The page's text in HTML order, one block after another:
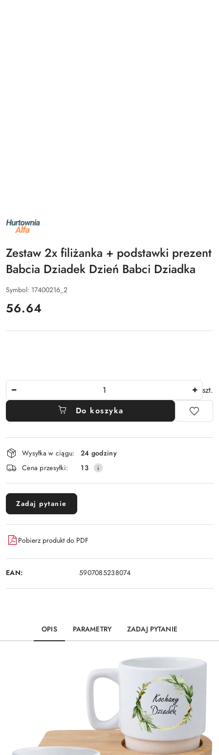
NAZWA
PRODUCENTA:
ALFA
Zestaw 2x filiżanka + podstawki prezent
Babcia Dziadek Dzień Babci Dziadka
Symbol: 17400216_2
cena:
56.64
szt.
Do koszyka
Dostępność
i
dostawa
Wysyłka w ciągu:
24 godziny
Cena przesyłki:
13
Zadaj pytanie
Pobierz produkt do PDF
EAN: 5907085238074
OPIS PARAMETRY ZADAJ PYTANIE